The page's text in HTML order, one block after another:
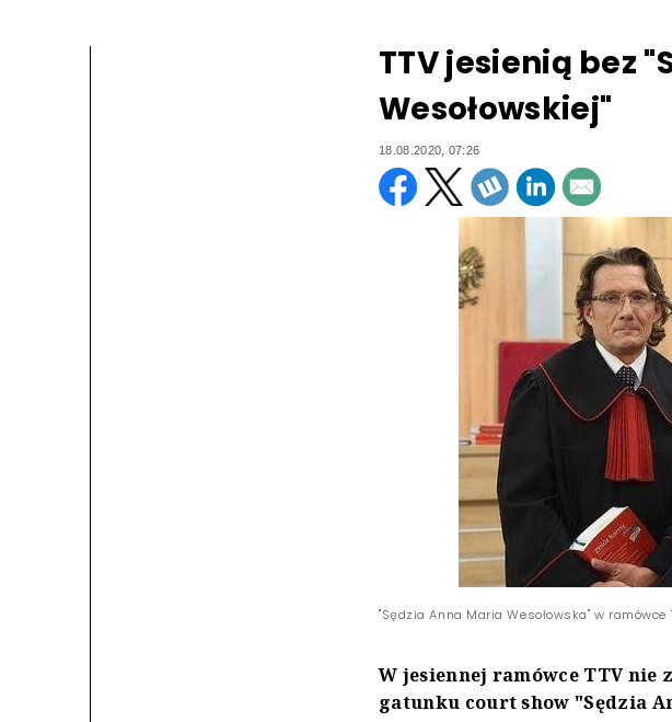
TTV jesienią bez
Wesołowskiej"
18.08.2020, 07:26
"Sędzia Anna Maria Wesołowska" w
W jesiennej ramówce TTV
gatunku court show "Sędzia